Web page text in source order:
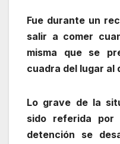
Fue durante un
salir a comer
misma que se
cuadra del lugar al
Lo grave de la
sido referida
detención se